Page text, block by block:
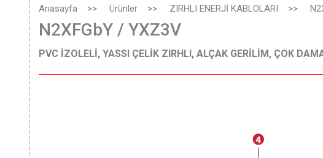
Anasayfa >> Ürünler >> ZIRHLI ENERJİ KABLOLARI >>
N2XFGbY / YXZ3V
PVC İZOLELİ, YASSI ÇELİK ZIRHLI, ALÇAK GERİLİM, ÇOK